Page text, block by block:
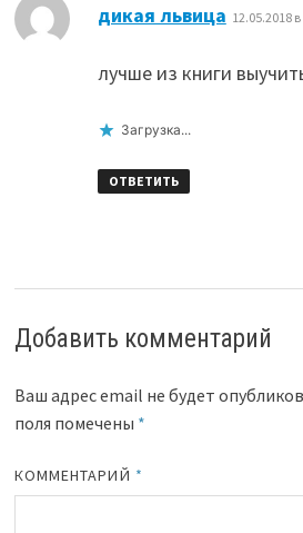
дикая львица 12.05.2018
лучше из книги
Загрузка...
ОТВЕТИТЬ
Добавить комментарий
Ваш адрес email не будет
поля помечены *
КОММЕНТАРИЙ *